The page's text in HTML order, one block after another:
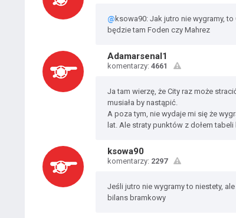
@ ksowa90: Jak jutro nie wygramy,
będzie tam Foden czy Mahrez
Adamarsenal1
komentarzy: 4661
Ja tam wierzę, że City raz może
musiała by nastąpić.
A poza tym, nie wydaje mi się że
lat. Ale straty punktów z dołem
ksowa90
komentarzy: 2297
Jeśli jutro nie wygramy to niestety,
bilans bramkowy